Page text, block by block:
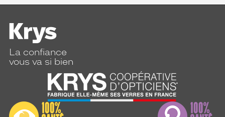
La confiance
vous va si bien